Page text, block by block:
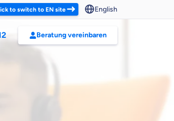
to switch to EN site English
Beratung vereinbaren